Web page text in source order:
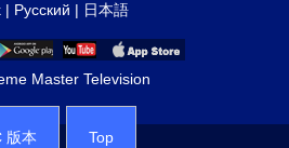
| Русский | 日本語
Master Television
版本 Top